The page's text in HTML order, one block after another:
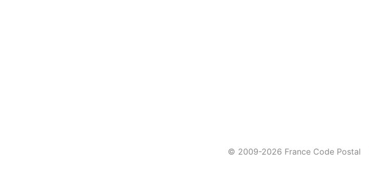
© 2009-2026 France Code Postal